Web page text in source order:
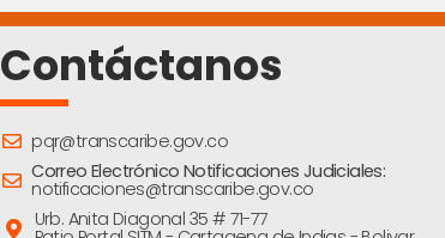
Contáctanos
pqr@transcaribe.gov.co
Correo Electrónico Notificaciones Judiciales:
notificaciones@transcaribe.gov.co
Urb. Anita Diagonal 35 # 71-77